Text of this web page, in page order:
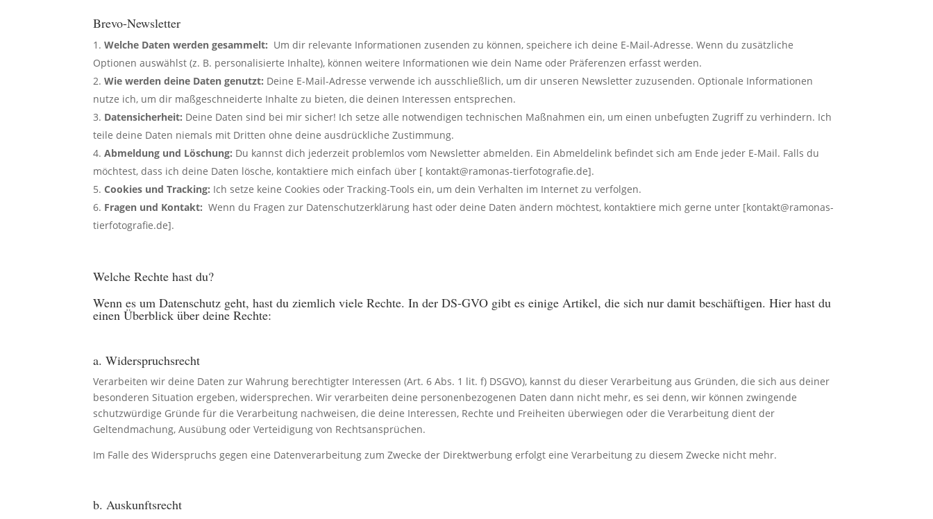
Brevo-Newsletter
Welche Daten werden gesammelt: Um dir relevante Informationen zusenden zu können, speichere ich deine E-Mail-Adresse. Wenn du zusätzliche
Optionen auswählst (z. B. personalisierte Inhalte), können weitere Informationen wie dein Name oder Präferenzen erfasst werden.
Wie werden deine Daten genutzt: Deine E-Mail-Adresse verwende ich ausschließlich, um dir unseren Newsletter zuzusenden. Optionale Informationen
nutze ich, um dir maßgeschneiderte Inhalte zu bieten, die deinen Interessen entsprechen.
Datensicherheit: Deine Daten sind bei mir sicher! Ich setze alle notwendigen technischen Maßnahmen ein, um einen unbefugten Zugriff zu verhindern. Ich
teile deine Daten niemals mit Dritten ohne deine ausdrückliche Zustimmung.
Abmeldung und Löschung: Du kannst dich jederzeit problemlos vom Newsletter abmelden. Ein Abmeldelink befindet sich am Ende jeder E-Mail. Falls du
möchtest, dass ich deine Daten lösche, kontaktiere mich einfach über [ kontakt@ramonas-tierfotografie.de].
Cookies und Tracking: Ich setze keine Cookies oder Tracking-Tools ein, um dein Verhalten im Internet zu verfolgen.
Fragen und Kontakt: Wenn du Fragen zur Datenschutzerklärung hast oder deine Daten ändern möchtest, kontaktiere mich gerne unter [kontakt@ramonas-
tierfotografie.de].
Welche Rechte hast du?
Wenn es um Datenschutz geht, hast du ziemlich viele Rechte. In der DS-GVO gibt es einige Artikel, die sich nur damit beschäftigen. Hier hast du
einen Überblick über deine Rechte:
a. Widerspruchsrecht
Verarbeiten wir deine Daten zur Wahrung berechtigter Interessen (Art. 6 Abs. 1 lit. f) DSGVO), kannst du dieser Verarbeitung aus Gründen, die sich aus deiner
besonderen Situation ergeben, widersprechen. Wir verarbeiten deine personenbezogenen Daten dann nicht mehr, es sei denn, wir können zwingende
schutzwürdige Gründe für die Verarbeitung nachweisen, die deine Interessen, Rechte und Freiheiten überwiegen oder die Verarbeitung dient der
Geltendmachung, Ausübung oder Verteidigung von Rechtsansprüchen.
Im Falle des Widerspruchs gegen eine Datenverarbeitung zum Zwecke der Direktwerbung erfolgt eine Verarbeitung zu diesem Zwecke nicht mehr.
b. Auskunftsrecht